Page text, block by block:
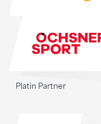
Platin Partner